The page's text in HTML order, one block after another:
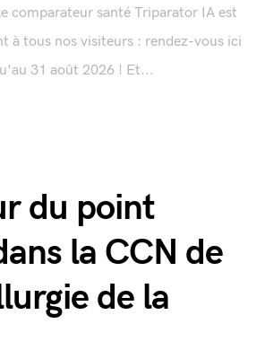
comparateur santé Triparator IA est
à tous nos visiteurs : rendez-vous ici
31 août 2026 ! Et...
du point
la CCN de
de la